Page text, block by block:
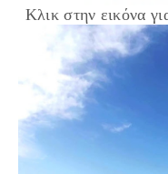
Κλικ στην εικόνα